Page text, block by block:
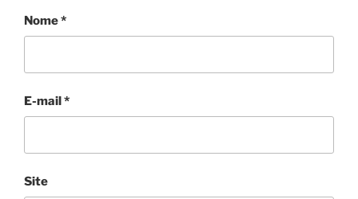
Nome*
E-mail*
Site